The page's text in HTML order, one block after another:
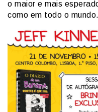
o maior e mais
como em todo o